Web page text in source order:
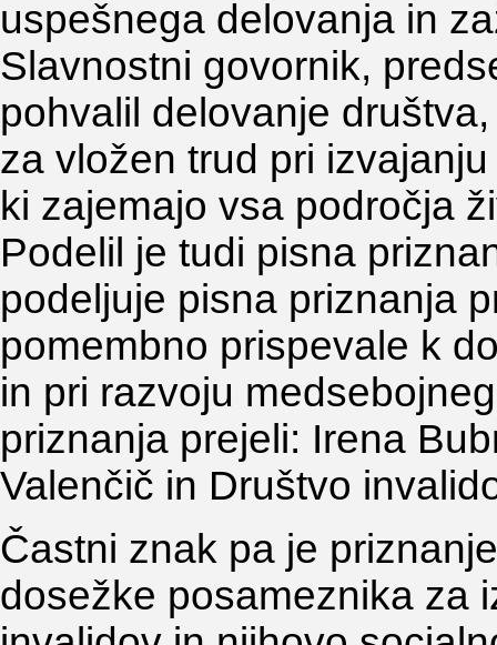
uspešnega delovanja in
Slavnostni govornik,
pohvalil delovanje
za vložen trud pri
ki zajemajo vsa področja
Podelil je tudi pisna
podeljuje pisna priznanja
pomembno prispevale k
in pri razvoju
priznanja prejeli: Irena
Valenčič in Društvo
Častni znak pa je
dosežke posameznika za